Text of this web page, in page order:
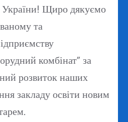
України! Щиро дякуємо
та
комбінат” за
розвиток наших
закладу освіти новим